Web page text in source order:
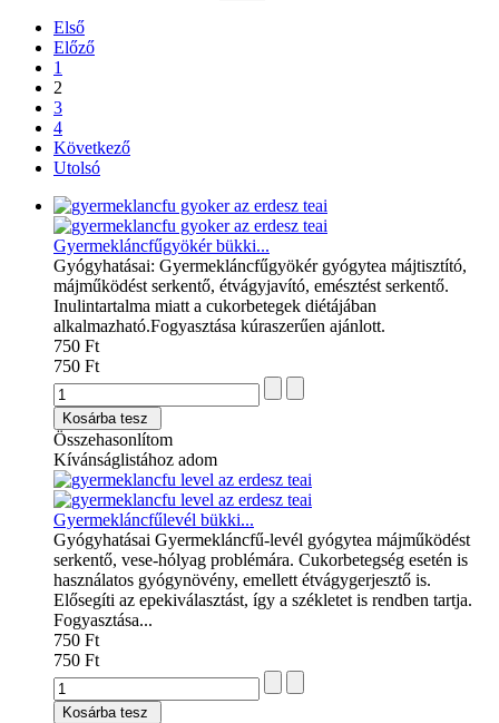
Első
Előző
1
2
3
4
Következő
Utolsó
Gyermekláncfűgyökér bükki...
Gyógyhatásai: Gyermekláncfűgyökér gyógytea májtisztító,
májműködést serkentő, étvágyjavító, emésztést serkentő.
Inulintartalma miatt a cukorbetegek diétájában
alkalmazható.Fogyasztása kúraszerűen ajánlott.
750 Ft
750 Ft
Kosárba tesz
Összehasonlítom
Kívánságlistához adom
Gyermekláncfűlevél bükki...
Gyógyhatásai Gyermekláncfű-levél gyógytea májműködést
serkentő, vese-hólyag problémára. Cukorbetegség esetén is
használatos gyógynövény, emellett étvágygerjesztő is.
Elősegíti az epekiválasztást, így a székletet is rendben tartja.
Fogyasztása...
750 Ft
750 Ft
Kosárba tesz